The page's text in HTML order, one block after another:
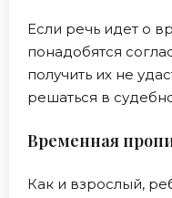
Если речь идет о
понадобятся
получить их не
решаться в
Временная
Как и взрослый,